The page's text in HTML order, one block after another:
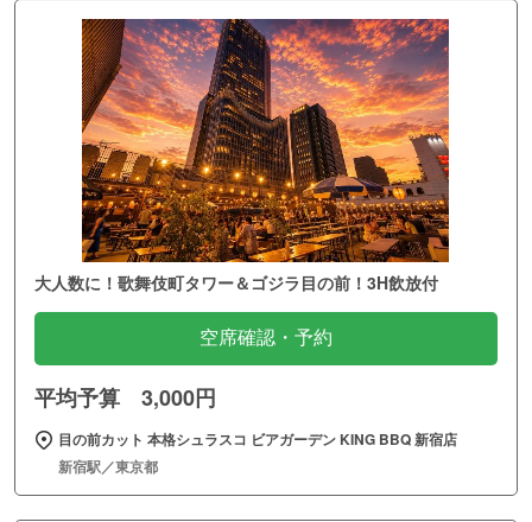
大人数に！歌舞伎町タワー＆ゴジラ目の前！3H飲放付
空席確認・予約
平均予算 3,000円
目の前カット 本格シュラスコ ビアガーデン KING BBQ 新宿店
新宿駅／東京都